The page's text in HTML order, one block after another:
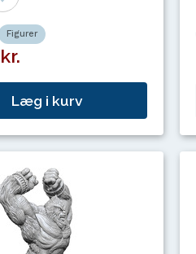
Figurer
Læg i kurv